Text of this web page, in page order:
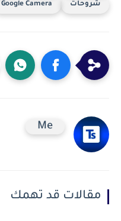
شروحات Google Camera
Me
مقالات قد تهمك